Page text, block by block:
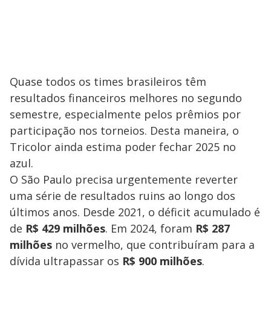
Quase todos os times brasileiros têm
resultados financeiros melhores no segundo
semestre, especialmente pelos prêmios por
participação nos torneios. Desta maneira, o
Tricolor ainda estima poder fechar 2025 no
azul.
O São Paulo precisa urgentemente reverter
uma série de resultados ruins ao longo dos
últimos anos. Desde 2021, o déficit acumulado é
de R$ 429 milhões. Em 2024, foram R$ 287
milhões no vermelho, que contribuíram para a
dívida ultrapassar os R$ 900 milhões.